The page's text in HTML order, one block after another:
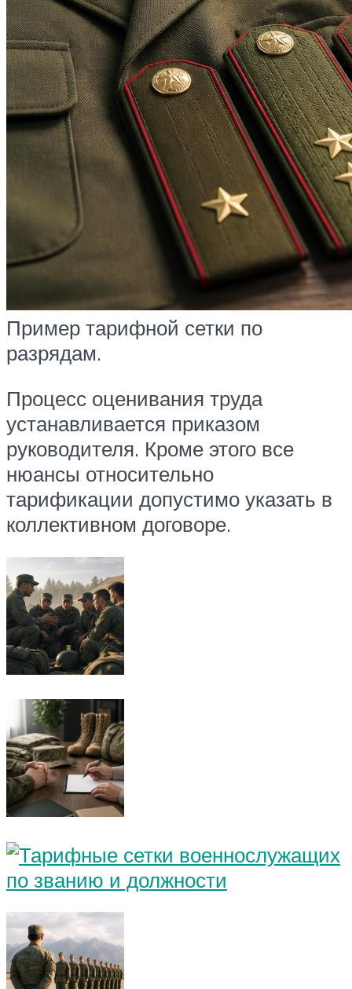
Пример тарифной сетки по
разрядам.
Процесс оценивания труда
устанавливается приказом
руководителя. Кроме этого все
нюансы относительно
тарификации допустимо указать в
коллективном договоре.